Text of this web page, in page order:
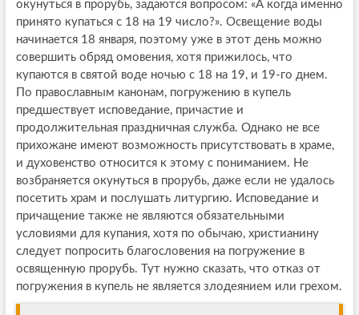
окунуться в прорубь, задаются вопросом: «А когда именно
принято купаться с 18 на 19 число?». Освещение воды
начинается 18 января, поэтому уже в этот день можно
совершить обряд омовения, хотя прижилось, что
купаются в святой воде ночью с 18 на 19, и 19-го днем.
По православным канонам, погружению в купель
предшествует исповедание, причастие и
продолжительная праздничная служба. Однако не все
прихожане имеют возможность присутствовать в храме,
и духовенство относится к этому с пониманием. Не
возбраняется окунуться в прорубь, даже если не удалось
посетить храм и послушать литургию. Исповедание и
причащение также не являются обязательными
условиями для купания, хотя по обычаю, христианину
следует попросить благословения на погружение в
освященную прорубь. Тут нужно сказать, что отказ от
погружения в купель не является злодеянием или грехом.